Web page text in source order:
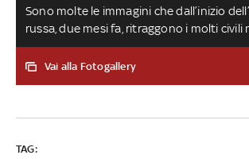
Sono molte le immagini che dall’inizio
russa, due mesi fa, ritraggono i molti civili
Le foto sono diventate un simbolo che
l’orrore del conflitto
Vai alla Fotogallery
TAG: